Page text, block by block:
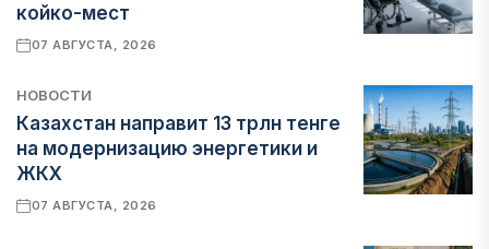
койко-мест
07 АВГУСТА, 2026
НОВОСТИ
Казахстан направит 13 трлн тенге
на модернизацию энергетики и
ЖКХ
07 АВГУСТА, 2026